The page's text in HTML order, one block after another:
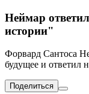
Неймар
истории"
Форвард Сантоса
будущее и ответил
Поделиться